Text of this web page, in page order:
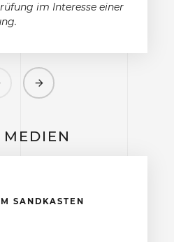
im Interesse einer
Previous Next
MEDIEN
SANDKASTEN